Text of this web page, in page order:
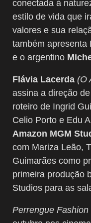
conectada à
estilo de vida que
valores e sua
também apresenta
e o argentino
Flávia Lacerda (O
assina a direção de
roteiro de Ingrid
Celio Porto e Edu
Amazon MGM
com Mariza Leão,
Guimarães como
primeira produção
Studios para as
Perrengue Fashion